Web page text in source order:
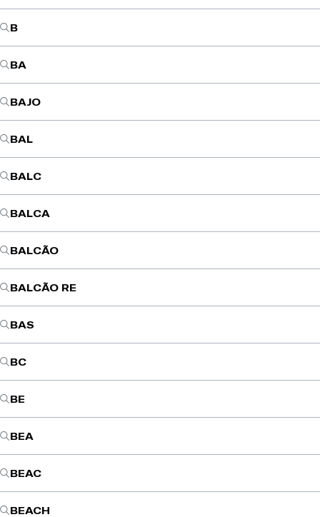
B
BA
BAJO
BAL
BALC
BALCA
BALCÃO
BALCÃO RE
BAS
BC
BE
BEA
BEAC
BEACH